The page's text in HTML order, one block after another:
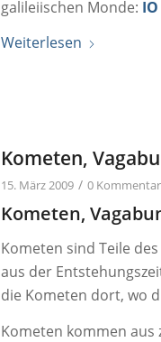
galileiischen Monde: IO
Weiterlesen
Kometen,
15. März 2009 / 0
Kometen,
Kometen sind Teile
aus der
die Kometen dort, wo
Kometen kommen aus